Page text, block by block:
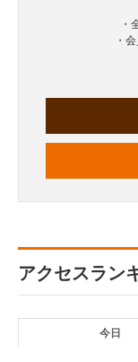
・
・
アクセスラン
今日